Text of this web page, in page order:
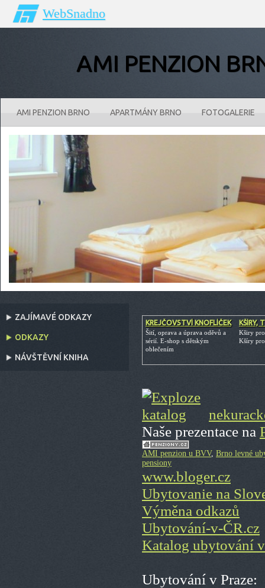
WebSnadno
AMI PENZION
AMI PENZION BRNO APARTMÁNY BRNO FOTOGALERIE
KREJČOVSTVÍ KNOFLÍČEK
Šití, oprava a úprava oděvů a
sérií. E-shop s dětským
oblečením
KŠÍRY,
Kširy pro
Kšíry
Naše prezentace na
AMI penzion u BVV, Brno levné
pensiony
www.bloger.cz
Ubytovanie na
Výměna odkazů
Ubytování-v-ČR.cz
Katalog ubytování
Ubytování v Praze:
ZAJÍMAVÉ ODKAZY
ODKAZY
NÁVŠTĚVNÍ KNIHA